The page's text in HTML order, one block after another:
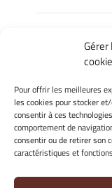
Pour offrir les meilleures
les cookies pour stocker
consentir à ces
comportement de
consentir ou de retirer son
caractéristiques et
Gérer mes
Politique